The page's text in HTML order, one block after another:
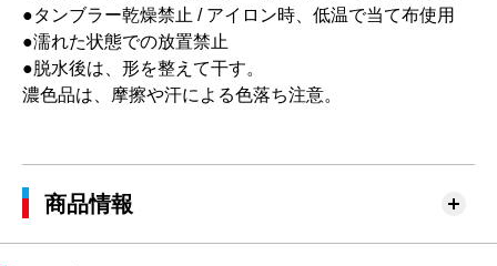
●タンブラー乾燥禁止 / アイロン時、低温で当て布使用
●濡れた状態での放置禁止
●脱水後は、形を整えて干す。
濃色品は、摩擦や汗による色落ち注意。
商品情報